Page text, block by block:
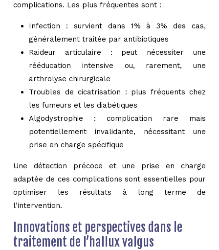
complications. Les plus fréquentes sont :
Infection : survient dans 1% à 3% des cas,
généralement traitée par antibiotiques
Raideur articulaire : peut nécessiter une
rééducation intensive ou, rarement, une
arthrolyse chirurgicale
Troubles de cicatrisation : plus fréquents chez
les fumeurs et les diabétiques
Algodystrophie : complication rare mais
potentiellement invalidante, nécessitant une
prise en charge spécifique
Une détection précoce et une prise en charge
adaptée de ces complications sont essentielles pour
optimiser les résultats à long terme de
l’intervention.
Innovations et perspectives dans le
traitement de l’hallux valgus